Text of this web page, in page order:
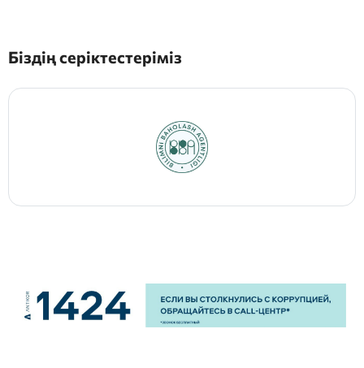
Біздің серіктестеріміз